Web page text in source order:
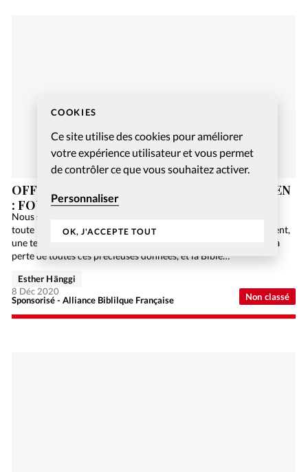
COOKIES
Ce site utilise des cookies pour améliorer
votre expérience utilisateur et vous permet
de contrôler ce que vous souhaitez activer.
Personnaliser
OK, J'ACCEPTE TOUT
Non classé
OFFREZ-VOUS UN JEU DE SOCIÉTÉ CHRÉTIEN
: FOUILLES EN GALILÉE
Nous sommes en 2084. L’humanité n’utilise plus de papier car
toute l’information est numérisée sur Internet. Malheureusement,
une terrible panne informatique de niveau mondial engendre la
perte de toutes ces précieuses données, et la Bible…
Sponsorisé - Alliance Biblilque Française
Esther Hänggi
8 Déc 2020